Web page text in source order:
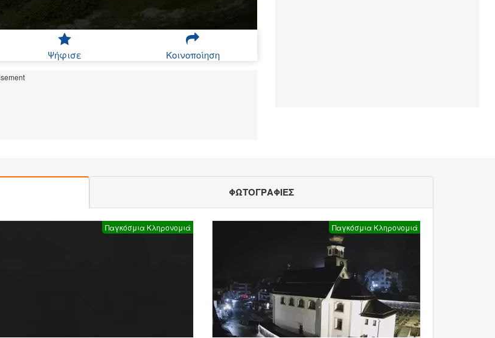
Ψήφισε Κοινοποίηση
ΦΩΤΟΓΡΑΦΙΕΣ
Παγκόσμια Κληρονομιά Παγκόσμια Κληρονομιά